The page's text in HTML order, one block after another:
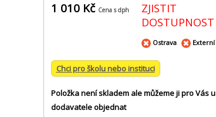
1 010 Kč Cena s dph
ZJISTIT
DOSTUPNOST
Ostrava Externí
Chci pro školu nebo instituci
Položka není skladem ale můžeme ji pro Vás u
dodavatele objednat